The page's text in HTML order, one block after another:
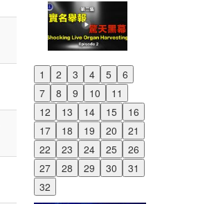
1 2 3 4 5
6
7
8 9 10
11
12
13 14 15
16
17
18 19 20
21
22
23 24 25
26
27
28 29 30
31
32
Previous
Next